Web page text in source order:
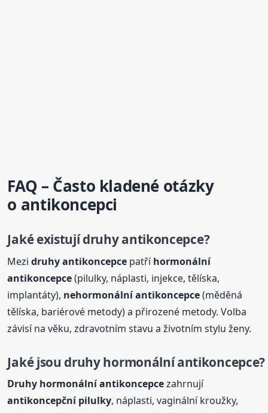
FAQ – Často kladené otázky
o antikoncepci
Jaké existují druhyantikoncepce?
Mezidruhyantikoncepce patříhormonální
antikoncepce(pilulky, náplasti, injekce, tělíska,
implantáty), nehormonálníantikoncepce(měděná
tělíska, bariérové metody) a přirozené metody. Volba
závisí na věku, zdravotním stavu a životním stylu ženy.
Jaké jsou druhy hormonálníantikoncepce?
Druhy hormonálníantikoncepcezahrnují
antikoncepční pilulky, náplasti, vaginální kroužky,